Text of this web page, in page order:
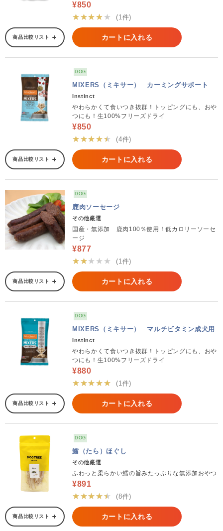
¥850
★★★★★
(1件)
商品比較リスト カートに入れる
DOG
MIXERS（ミキサー） カーミングサポート
Instinct
やわらかくて食いつき抜群！トッピングにも、おや
つにも！生100%フリーズドライ
¥850
★★★★★
(4件)
商品比較リスト カートに入れる
DOG
鹿肉ソーセージ
その他厳選
国産・無添加 鹿肉100％使用！低カロリーソーセ
ージ
¥877
★★★★★
(1件)
商品比較リスト カートに入れる
DOG
MIXERS（ミキサー） マルチビタミン成犬用
Instinct
やわらかくて食いつき抜群！トッピングにも、おや
つにも！生100%フリーズドライ
¥880
★★★★★
(1件)
商品比較リスト カートに入れる
DOG
鱈（たら）ほぐし
その他厳選
ふわっと柔らかい鱈の旨みたっぷりな無添加おやつ
¥891
★★★★★
(8件)
商品比較リスト カートに入れる